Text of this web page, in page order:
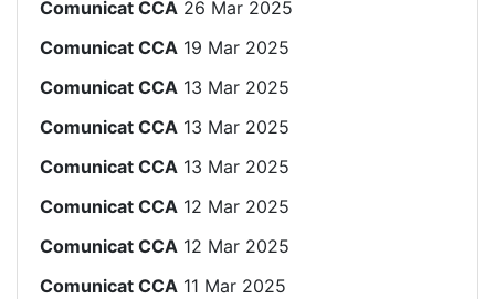
Comunicat CCA 26 Mar 2025
Comunicat CCA 19 Mar 2025
Comunicat CCA 13 Mar 2025
Comunicat CCA 13 Mar 2025
Comunicat CCA 13 Mar 2025
Comunicat CCA 12 Mar 2025
Comunicat CCA 12 Mar 2025
Comunicat CCA 11 Mar 2025